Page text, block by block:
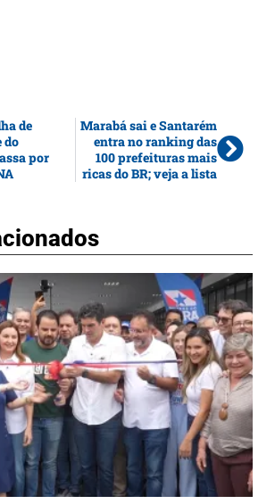
de
do
por
Marabá sai e Santarém
entra no ranking das
100 prefeituras mais
ricas do BR; veja a lista